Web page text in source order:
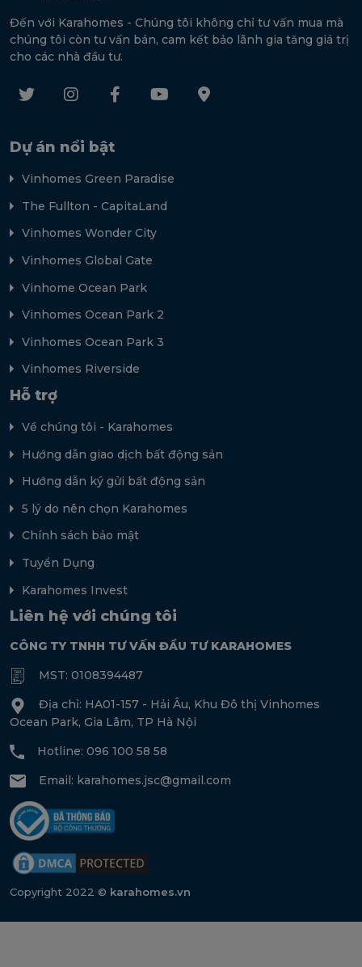
Đến với Karahomes - Chúng tôi không chỉ tư vấn mua mà
chúng tôi còn tư vấn bán, cam kết bảo lãnh gia tăng giá trị
cho các nhà đầu tư.
Dự án nổi bật
Vinhomes Green Paradise
The Fullton - CapitaLand
Vinhomes Wonder City
Vinhomes Global Gate
Vinhome Ocean Park
Vinhomes Ocean Park 2
Vinhomes Ocean Park 3
Vinhomes Riverside
Hỗ trợ
Về chúng tôi - Karahomes
Hướng dẫn giao dịch bất động sản
Hướng dẫn ký gửi bất động sản
5 lý do nên chọn Karahomes
Chính sách bảo mật
Tuyển Dụng
Karahomes Invest
Liên hệ với chúng tôi
CÔNG TY TNHH TƯ VẤN ĐẦU TƯ KARAHOMES
MST: 0108394487
Địa chỉ: HA01-157 - Hải Âu, Khu Đô thị Vinhomes
Ocean Park, Gia Lâm, TP Hà Nội
Hotline: 096 100 58 58
Email: karahomes.jsc@gmail.com
Copyright 2022 © karahomes.vn